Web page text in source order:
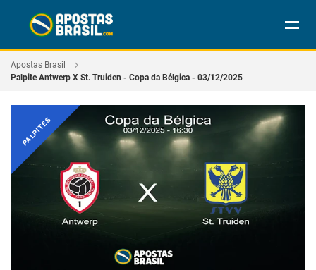
Apostas Brasil
Palpite Antwerp X St. Truiden - Copa da Bélgica - 03/12/2025
PALPITES